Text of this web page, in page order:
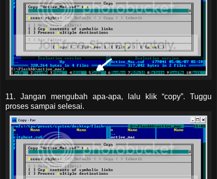
11. Jangan mengubah apa-apa, lalu klik “copy”. Tuggu
proses sampai selesai.